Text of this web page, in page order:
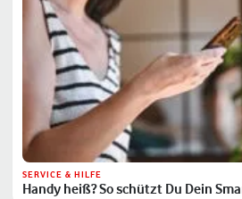
SERVICE & HILFE
Handy heiß? So schützt Du Dein